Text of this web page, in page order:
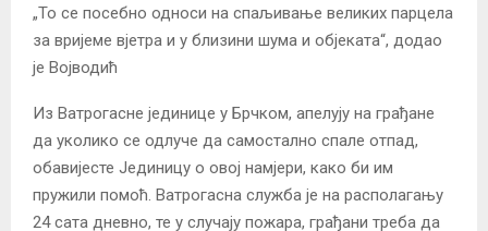
„То се посебно односи на спаљивање великих парцела
за вријеме вјетра и у близини шума и објеката“, додао
је Војводић
Из Ватрогасне јединице у Брчком, апелују на грађане
да уколико се одлуче да самостално спале отпад,
обавијесте Јединицу о овој намјери, како би им
пружили помоћ. Ватрогасна служба је на располагању
24 сата дневно, те у случају пожара, грађани треба да